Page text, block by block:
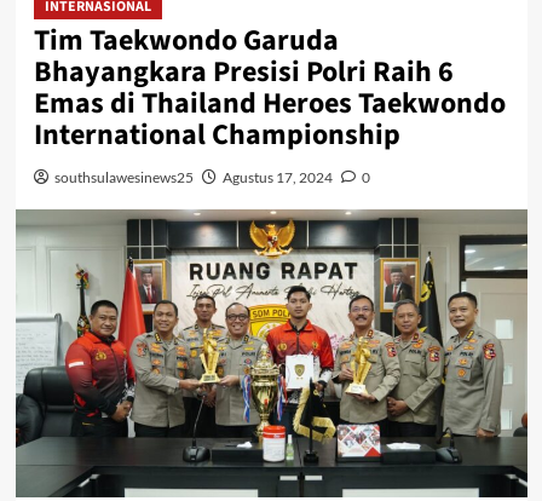
INTERNASIONAL
Tim Taekwondo Garuda
Bhayangkara Presisi Polri Raih 6
Emas di Thailand Heroes Taekwondo
International Championship
southsulawesinews25 Agustus 17, 2024 0